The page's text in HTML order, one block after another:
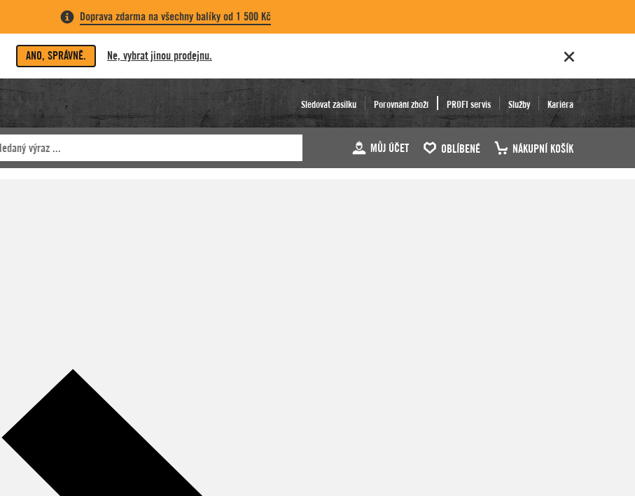
Doprava zdarma na všechny balíky od 1 500 Kč
ANO, SPRÁVNĚ. Ne, vybrat jinou prodejnu.
Sledovat zásilku Porovnání zboží PROFI servis Služby Kariéra
MŮJ ÚČET OBLÍBENÉ NÁKUPNÍ KOŠÍK